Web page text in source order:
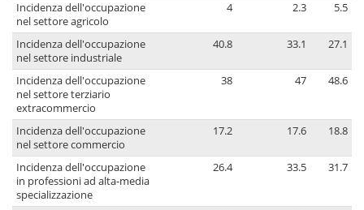
Incidenza dell'occupazione
nel settore agricolo
4 2.3 5.5
Incidenza dell'occupazione
nel settore industriale
40.8 33.1 27.1
Incidenza dell'occupazione
nel settore terziario
extracommercio
38 47 48.6
Incidenza dell'occupazione
nel settore commercio
17.2 17.6 18.8
Incidenza dell'occupazione
in professioni ad alta-media
specializzazione
26.4 33.5 31.7